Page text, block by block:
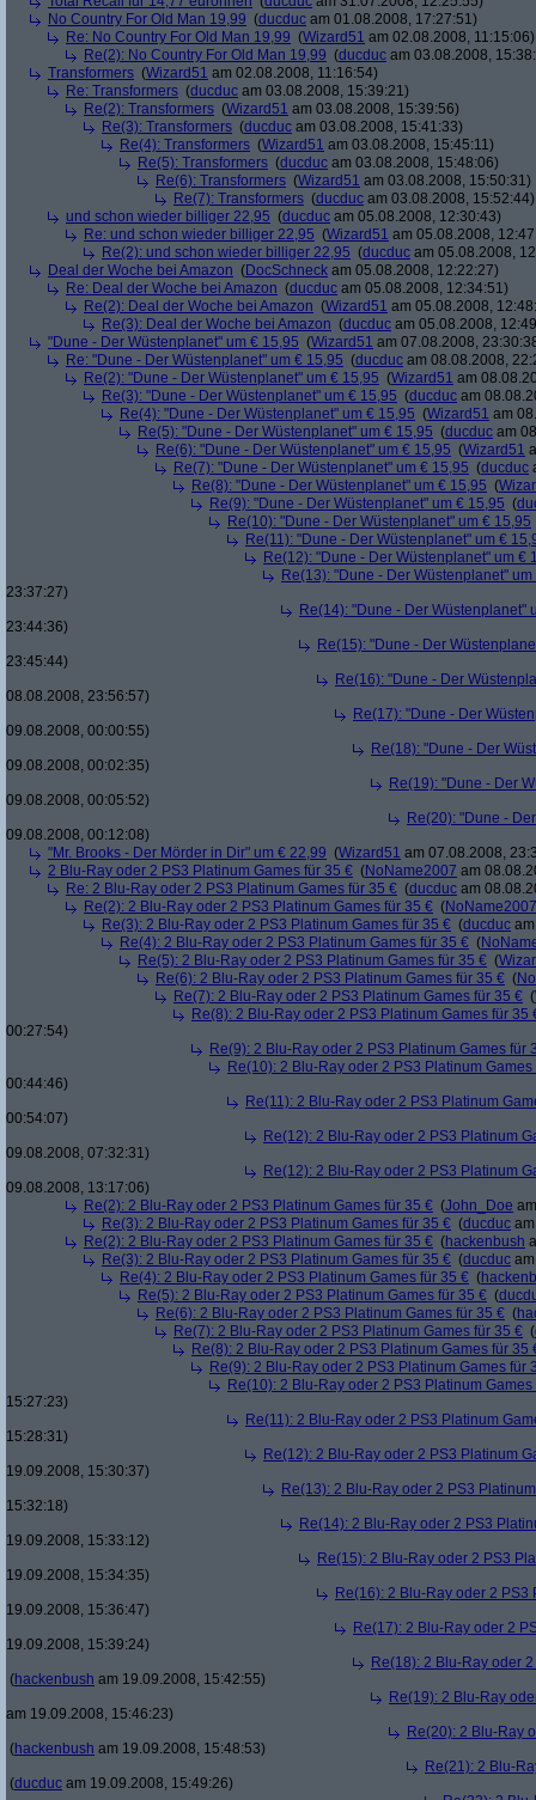
No Country For Old Man 19,99 (ducduc am 01.08.2008, 17:27:51)
Re: No Country For Old Man 19,99 (Wizard51 am 02.08.2008, 11:15:06)
Re(2): No Country For Old Man 19,99 (ducduc am 03.08.2008,
Transformers (Wizard51 am 02.08.2008, 11:16:54)
Re: Transformers (ducduc am 03.08.2008, 15:39:21)
Re(2): Transformers (Wizard51 am 03.08.2008, 15:39:56)
Re(3): Transformers (ducduc am 03.08.2008, 15:41:33)
Re(4): Transformers (Wizard51 am 03.08.2008, 15:45:11)
Re(5): Transformers (ducduc am 03.08.2008, 15:48:06)
Re(6): Transformers (Wizard51 am 03.08.2008, 15:50:31)
Re(7): Transformers (ducduc am 03.08.2008, 15:52:44)
und schon wieder billiger 22,95 (ducduc am 05.08.2008, 12:30:43)
Re: und schon wieder billiger 22,95 (Wizard51 am 05.08.2008,
Re(2): und schon wieder billiger 22,95 (ducduc am 05.08.2008,
Deal der Woche bei Amazon (DocSchneck am 05.08.2008, 12:22:27)
Re: Deal der Woche bei Amazon (ducduc am 05.08.2008, 12:34:51)
Re(2): Deal der Woche bei Amazon (Wizard51 am 05.08.2008,
Re(3): Deal der Woche bei Amazon (ducduc am 05.08.2008,
"Dune - Der Wüstenplanet" um € 15,95 (Wizard51 am 07.08.2008,
Re: "Dune - Der Wüstenplanet" um € 15,95 (ducduc am 08.08.2008,
Re(2): "Dune - Der Wüstenplanet" um € 15,95 (Wizard51 am
Re(3): "Dune - Der Wüstenplanet" um € 15,95 (ducduc am
Re(4): "Dune - Der Wüstenplanet" um € 15,95 (Wizard51 am
Re(5): "Dune - Der Wüstenplanet" um € 15,95 (ducduc am
Re(6): "Dune - Der Wüstenplanet" um € 15,95 (Wizard51
Re(7): "Dune - Der Wüstenplanet" um € 15,95 (ducduc
Re(8): "Dune - Der Wüstenplanet" um € 15,95 (
Re(9): "Dune - Der Wüstenplanet" um € 15,95 (
Re(10): "Dune - Der Wüstenplanet" um € 15,95
Re(11): "Dune - Der Wüstenplanet" um €
Re(12): "Dune - Der Wüstenplanet" um €
Re(13): "Dune - Der Wüstenplanet"
23:37:27)
Re(14): "Dune - Der Wüstenplanet"
23:44:36)
Re(15): "Dune - Der
23:45:44)
Re(16): "Dune - Der
08.08.2008, 23:56:57)
Re(17): "Dune - Der
09.08.2008, 00:00:55)
Re(18): "Dune - Der
09.08.2008, 00:02:35)
Re(19): "Dune - Der
09.08.2008, 00:05:52)
Re(20): "Dune -
09.08.2008, 00:12:08)
"Mr. Brooks - Der Mörder in Dir" um € 22,99 (Wizard51 am 07.08.2008,
2 Blu-Ray oder 2 PS3 Platinum Games für 35 € (NoName2007 am
Re: 2 Blu-Ray oder 2 PS3 Platinum Games für 35 € (ducduc am
Re(2): 2 Blu-Ray oder 2 PS3 Platinum Games für 35 € (NoName2007
Re(3): 2 Blu-Ray oder 2 PS3 Platinum Games für 35 € (ducduc
Re(4): 2 Blu-Ray oder 2 PS3 Platinum Games für 35 € (
Re(5): 2 Blu-Ray oder 2 PS3 Platinum Games für 35 € (
Re(6): 2 Blu-Ray oder 2 PS3 Platinum Games für 35 € (
Re(7): 2 Blu-Ray oder 2 PS3 Platinum Games für 35 € (
Re(8): 2 Blu-Ray oder 2 PS3 Platinum Games für 35
00:27:54)
Re(9): 2 Blu-Ray oder 2 PS3 Platinum Games für
Re(10): 2 Blu-Ray oder 2 PS3 Platinum Games
00:44:46)
Re(11): 2 Blu-Ray oder 2 PS3 Platinum
00:54:07)
Re(12): 2 Blu-Ray oder 2 PS3 Platinum
09.08.2008, 07:32:31)
Re(12): 2 Blu-Ray oder 2 PS3 Platinum
09.08.2008, 13:17:06)
Re(2): 2 Blu-Ray oder 2 PS3 Platinum Games für 35 € (John_Doe
Re(3): 2 Blu-Ray oder 2 PS3 Platinum Games für 35 € (ducduc
Re(2): 2 Blu-Ray oder 2 PS3 Platinum Games für 35 € (hackenbush
Re(3): 2 Blu-Ray oder 2 PS3 Platinum Games für 35 € (ducduc
Re(4): 2 Blu-Ray oder 2 PS3 Platinum Games für 35 € (
Re(5): 2 Blu-Ray oder 2 PS3 Platinum Games für 35 € (
Re(6): 2 Blu-Ray oder 2 PS3 Platinum Games für 35 € (
Re(7): 2 Blu-Ray oder 2 PS3 Platinum Games für 35 € (
Re(8): 2 Blu-Ray oder 2 PS3 Platinum Games für 35
Re(9): 2 Blu-Ray oder 2 PS3 Platinum Games für
Re(10): 2 Blu-Ray oder 2 PS3 Platinum Games
15:27:23)
Re(11): 2 Blu-Ray oder 2 PS3 Platinum
15:28:31)
Re(12): 2 Blu-Ray oder 2 PS3 Platinum
19.09.2008, 15:30:37)
Re(13): 2 Blu-Ray oder 2 PS3
15:32:18)
Re(14): 2 Blu-Ray oder 2 PS3
19.09.2008, 15:33:12)
Re(15): 2 Blu-Ray oder 2 PS3
19.09.2008, 15:34:35)
Re(16): 2 Blu-Ray oder 2 PS3
19.09.2008, 15:36:47)
Re(17): 2 Blu-Ray oder 2
19.09.2008, 15:39:24)
Re(18): 2 Blu-Ray oder
(hackenbush am 19.09.2008, 15:42:55)
Re(19): 2 Blu-Ray
am 19.09.2008, 15:46:23)
Re(20): 2 Blu-Ray
(hackenbush am 19.09.2008, 15:48:53)
Re(21): 2 Blu-
(ducduc am 19.09.2008, 15:49:26)